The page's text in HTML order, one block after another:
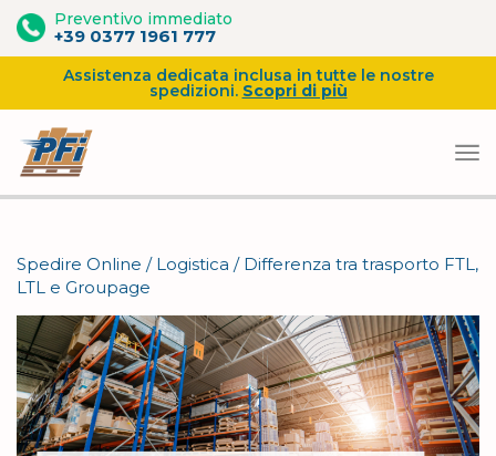
contenuto
Preventivo immediato
+39 0377 1961 777
Assistenza dedicata inclusa in tutte le nostre
spedizioni. Scopri di più
Spedire Online / Logistica / Differenza tra trasporto FTL,
LTL e Groupage